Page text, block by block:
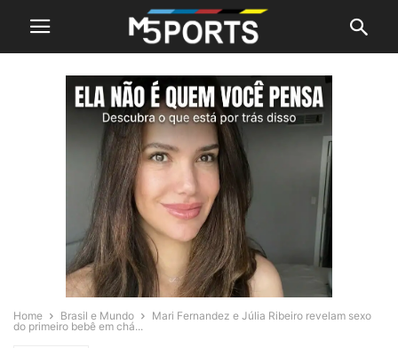
Home Brasil e Mundo
Mari Fernandez e Júlia Ribeiro revelam sexo
do primeiro bebê em chá...